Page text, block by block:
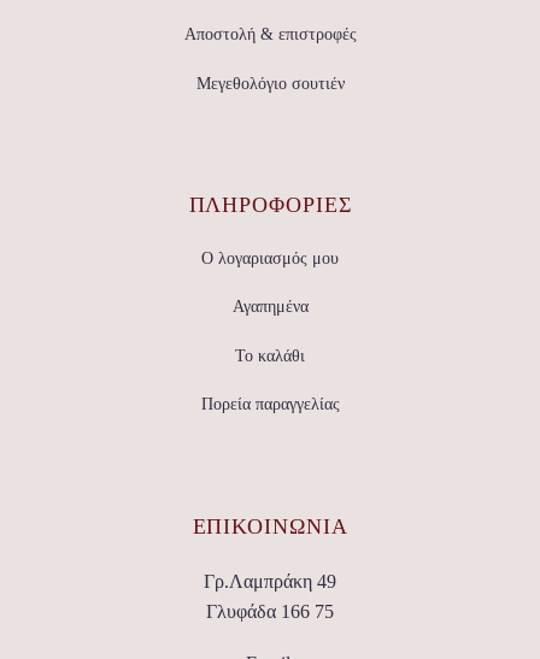
Αποστολή & επιστροφές
Μεγεθολόγιο σουτιέν
ΠΛΗΡΟΦΟΡΙΕΣ
Ο λογαριασμός μου
Αγαπημένα
Το καλάθι
Πορεία παραγγελίας
ΕΠΙΚΟΙΝΩΝΊΑ
Γρ.Λαμπράκη 49
Γλυφάδα 166 75